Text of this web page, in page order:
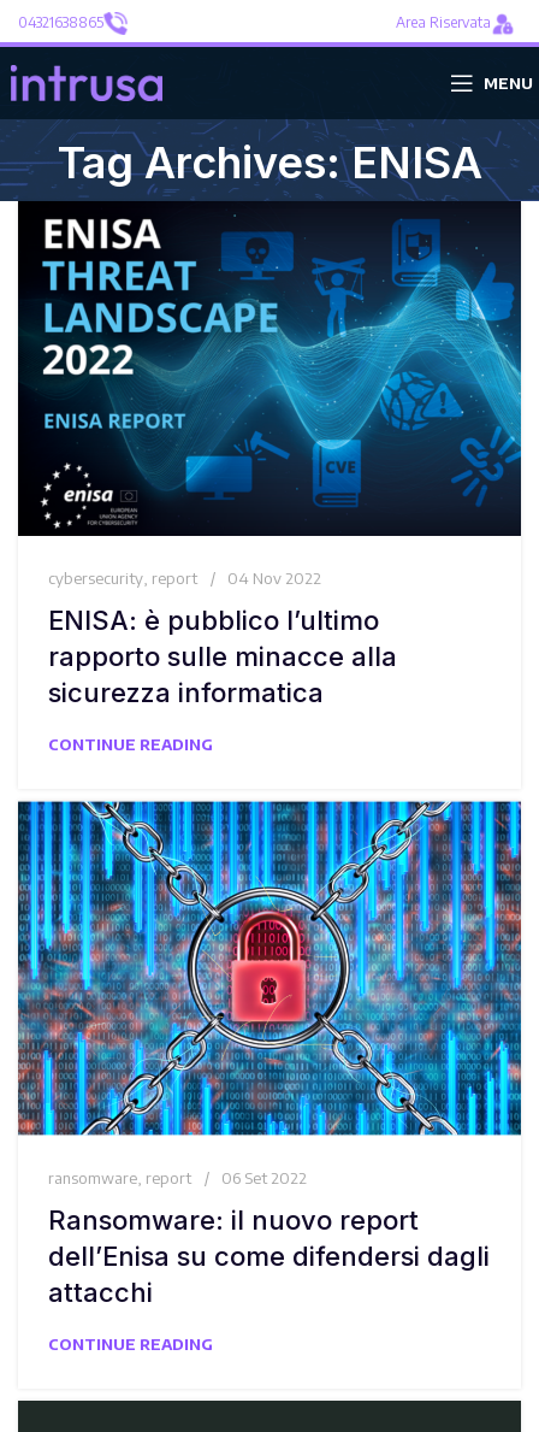
04321638865 Area Riservata
MENU
Tag Archives: ENISA
cybersecurity report 04 Nov 2022
ENISA: è pubblico l’ultimo
rapporto sulle minacce alla
sicurezza informatica
CONTINUE READING
ransomware, report 06 Set 2022
Ransomware: il nuovo report
dell’Enisa su come difendersi dagli
attacchi
CONTINUE READING